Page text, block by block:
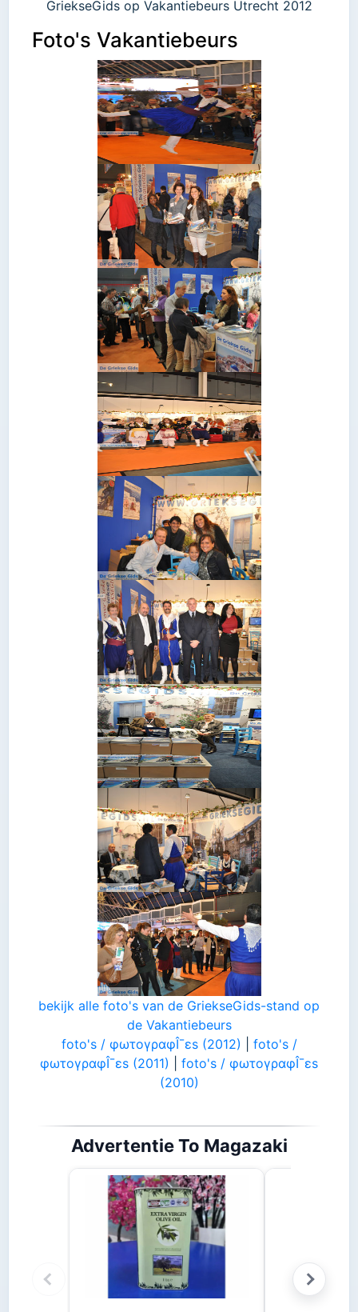
GriekseGids op Vakantiebeurs Utrecht 2012
Foto's Vakantiebeurs
bekijk alle foto's van de GriekseGids-stand op
de Vakantiebeurs
foto's / φωτογραφÎ¯εs (2012)
foto's /
φωτογραφÎ¯εs (2011)
foto's / φωτογραφÎ¯εs
(2010)
Advertentie To Magazaki
Stifado